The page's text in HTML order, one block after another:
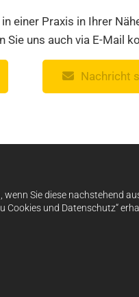
Sie diese nachstehend
und Datenschutz“
einer Praxis in Ihrer
Sie uns auch via E-Mail
Nachricht